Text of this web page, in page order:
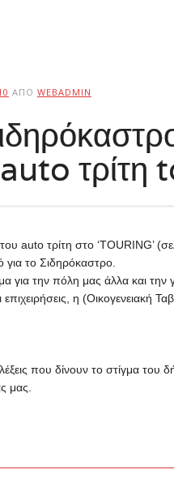
ΑΠΌ WEBADMIN
auto
auto τρίτη στο ‘TOURING’
το Σιδηρόκαστρο.
για την πόλη μας άλλα και
η (Οικογενειακή
που δίνουν το στίγμα του
μας.